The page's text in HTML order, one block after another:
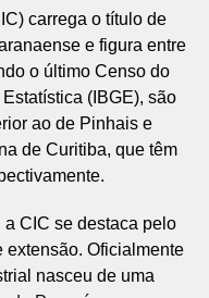
carrega o título de
e figura entre
o último Censo do
(IBGE), são
ao de Pinhais e
de Curitiba, que têm
CIC se destaca pelo
extensão. Oficialmente
nasceu de uma